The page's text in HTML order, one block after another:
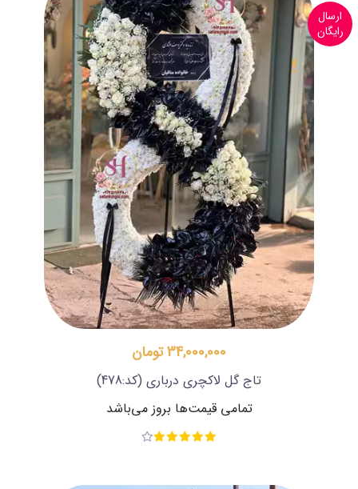
ارسال
رایگان
34,000,000 تومان
تاج گل لاکچری درباری (کد:478)
تمامی قیمت‌ها بروز می‌باشد